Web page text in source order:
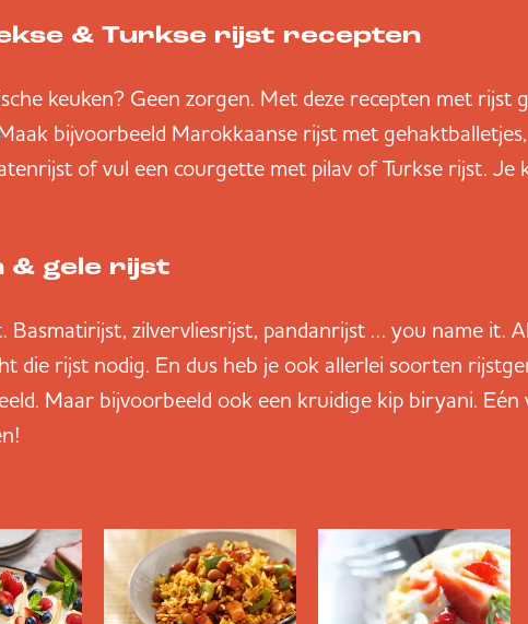
& Turkse rijst recepten
keuken? Geen zorgen. Met deze recepten met rijst
bijvoorbeeld Marokkaanse rijst met
of vul een courgette met pilav of Turkse rijst. Je
& gele rijst
Basmatirijst, zilvervliesrijst, pandanrijst … you name it.
die rijst nodig. En dus heb je ook allerlei soorten
Maar bijvoorbeeld ook een kruidige kip biryani. Eén